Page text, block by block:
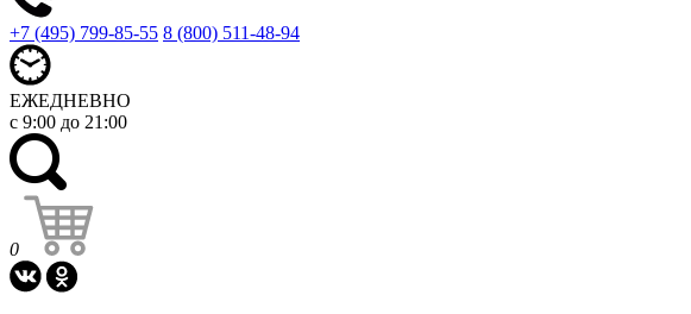
+7 (495) 799-85-55 8 (800) 511-48-94
ЕЖЕДНЕВНО
с 9:00 до 21:00
0